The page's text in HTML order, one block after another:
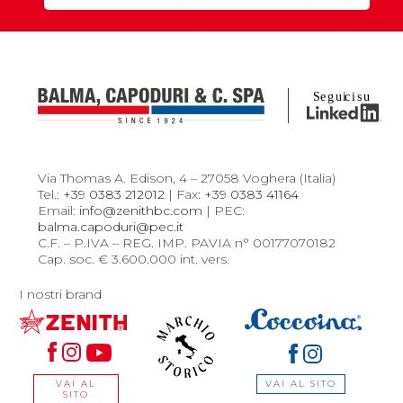
Via Thomas A. Edison, 4 – 27058 Voghera (Italia)
Tel.: +39 0383 212012 | Fax: +39 0383 41164
Email: info@zenithbc.com | PEC:
balma.capoduri@pec.it
C.F. – P.IVA – REG. IMP. PAVIA n° 00177070182
Cap. soc. € 3.600.000 int. vers.
I nostri brand
VAI AL
SITO
VAI AL SITO